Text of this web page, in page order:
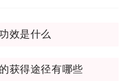
效是什么
获得途径有哪些